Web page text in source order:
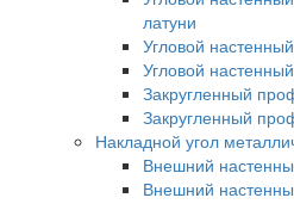
латуни
Угловой
Угловой
Закругленный
Закругленный
Накладной угол
Внешний
Внешний